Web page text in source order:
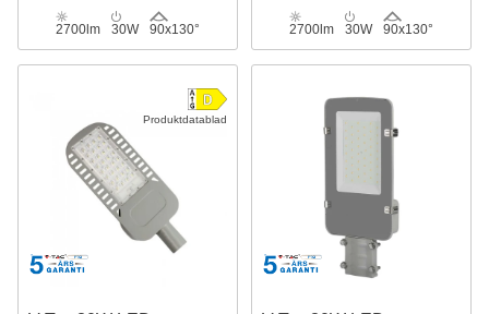
2700lm 30W 90x130° 2700lm 30W 90x130°
Produktdatablad